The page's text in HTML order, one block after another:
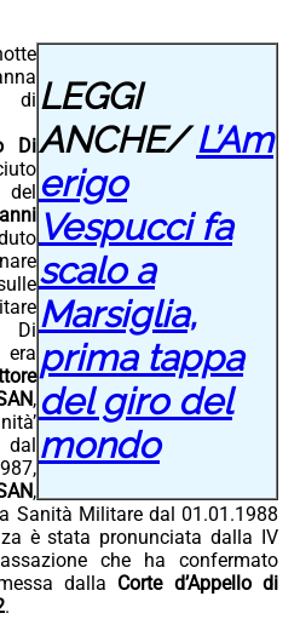
LEGGI
ANCHE/L’Am
erigo
Vespucci fa
scalo a
Marsiglia,
prima tappa
del giro del
mondo
di
Di
del
Di
,
,
Sanità Militare dal 01.01.1988
è stata pronunciata dalla IV
che ha confermato
dalla Corte d’Appello di
.